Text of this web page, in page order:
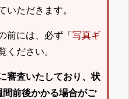
いただきます。
前には、必ず「 写真ギ
ください。
審査いたしており、状
前後かかる場合がご